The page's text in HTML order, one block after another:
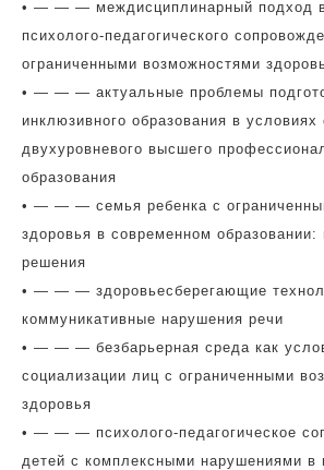
• — — — междисциплинарный подход
психолого-педагогического
ограниченными возможностями
• — — — актуальные проблемы
инклюзивного образования в условиях
двухуровневого высшего
образования
• — — — семья ребенка с
здоровья в современном
решения
• — — — здоровьесберегающие
коммуникативные нарушения речи
• — — — безбарьерная среда как
социализации лиц с ограниченными
здоровья
• — — — психолого-педагогическое
детей с комплексными нарушениями в